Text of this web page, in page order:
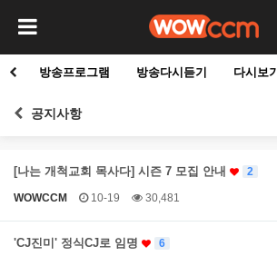
방송프로그램 방송다시듣기 다시보기
공지사항
[나는 개척교회 목사다] 시즌 7 모집 안내 2
WOWCCM 10-19 30,481
'CJ진미' 정식CJ로 임명 6